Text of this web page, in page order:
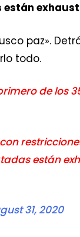
paz».
todo.
de los
están
31, 2020